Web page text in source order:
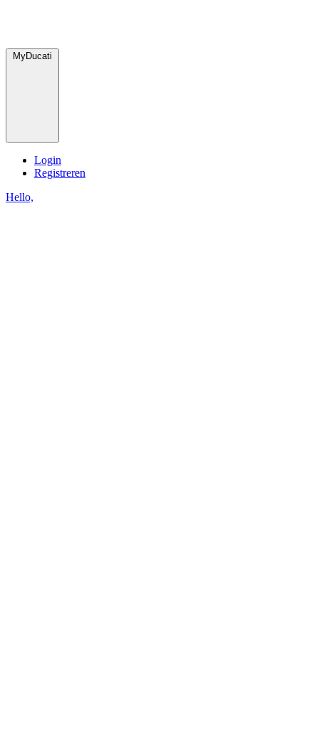
MyDucati
Login
Registreren
Hello,